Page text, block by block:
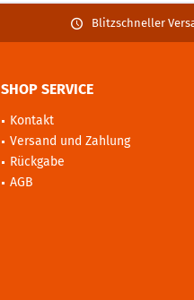
Blitzschneller
SHOP SERVICE
Kontakt
Versand und Zahlung
Rückgabe
AGB